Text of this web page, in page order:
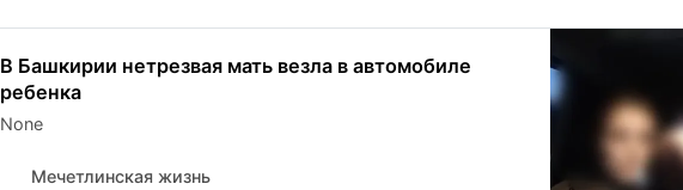
В Башкирии нетрезвая мать везла в автомобиле
ребенка
None
Мечетлинская жизнь